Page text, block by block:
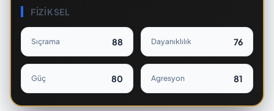
FIZIKSEL
Sıçrama 88 Dayanıklılık 76
Güç 80 Agresyon 81